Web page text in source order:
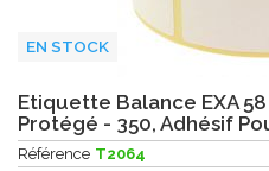
EN STOCK
Etiquette Balance EXA
Protégé - 350, Adhésif
Référence T2064